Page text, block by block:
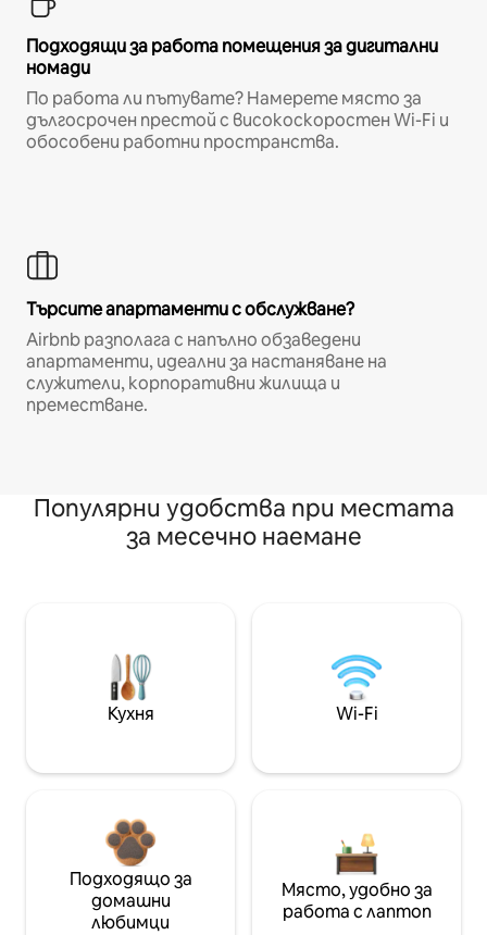
Подходящи за работа помещения за дигитални
номади
По работа ли пътувате? Намерете място за
дългосрочен престой с високоскоростен Wi-Fi и
обособени работни пространства.
Търсите апартаменти с обслужване?
Airbnb разполага с напълно обзаведени
апартаменти, идеални за настаняване на
служители, корпоративни жилища и
преместване.
Популярни удобства при местата
за месечно наемане
Кухня Wi-Fi
Подходящо за
домашни
любимци
Място, удобно за
работа с лаптоп